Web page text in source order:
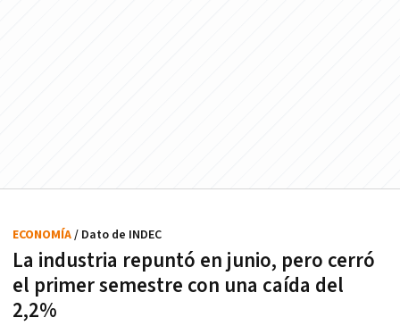
La industria repuntó en junio, pero cerró
el primer semestre con una caída del
2,2%
ECONOMÍA/ Dato de INDEC